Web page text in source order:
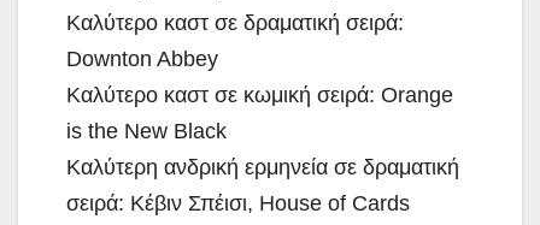
Καλύτερο καστ σε δραματική σειρά:
Downton Abbey
Καλύτερο καστ σε κωμική σειρά: Orange
is the New Black
Καλύτερη ανδρική ερμηνεία σε δραματική
σειρά: Κέβιν Σπέισι, House of Cards